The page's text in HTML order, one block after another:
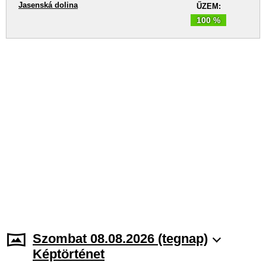
ŰZEM:
100 %
Jasenská dolina
Szombat 08.08.2026 (tegnap)
Képtörténet